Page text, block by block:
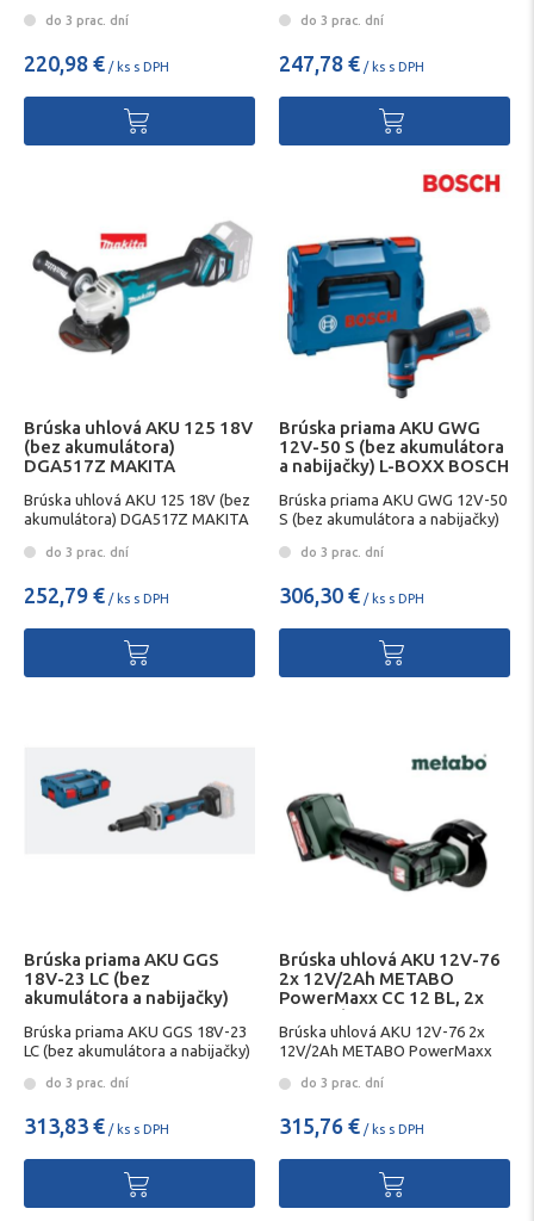
do 3 prac. dní
220,98 € / ks s DPH
do 3 prac. dní
247,78 € / ks s DPH
Brúska uhlová AKU 125 18V
(bez akumulátora)
DGA517Z MAKITA
Brúska uhlová AKU 125 18V (bez
akumulátora) DGA517Z MAKITA
do 3 prac. dní
252,79 € / ks s DPH
Brúska priama AKU GWG
12V-50 S (bez akumulátora
a nabijačky) L-BOXX BOSCH
Brúska priama AKU GWG 12V-50
S (bez akumulátora a nabijačky)
do 3 prac. dní
306,30 € / ks s DPH
Brúska priama AKU GGS
18V-23 LC (bez
akumulátora a nabijačky)
Brúska priama AKU GGS 18V-23
LC (bez akumulátora a nabijačky)
do 3 prac. dní
313,83 € / ks s DPH
Brúska uhlová AKU 12V-76
2x 12V/2Ah METABO
PowerMaxx CC 12 BL, 2x
12V/2Ah
Brúska uhlová AKU 12V-76 2x
12V/2Ah METABO PowerMaxx
do 3 prac. dní
315,76 € / ks s DPH